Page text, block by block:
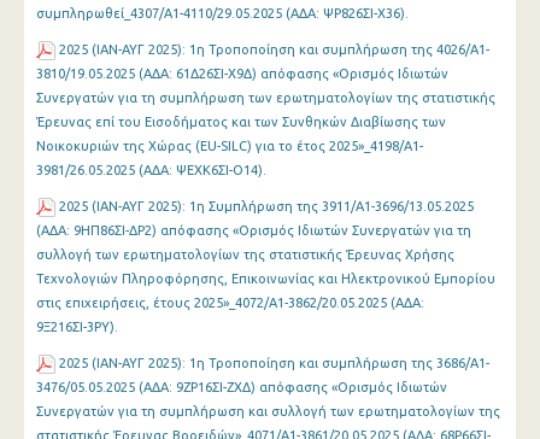
συμπληρωθεί_4307/Α1-4110/29.05.2025 (ΑΔΑ: ΨΡ826ΣΙ-Χ36).
2025 (ΙΑΝ-ΑΥΓ 2025): 1η Τροποποίηση και συμπλήρωση της 4026/Α1-
3810/19.05.2025 (ΑΔΑ: 61Δ26ΣΙ-Χ9Δ) απόφασης «Ορισμός Ιδιωτών
Συνεργατών για τη συμπλήρωση των ερωτηματολογίων της στατιστικής
Έρευνας επί του Εισοδήματος και των Συνθηκών Διαβίωσης των
Νοικοκυριών της Χώρας (EU-SILC) για το έτος 2025»_4198/Α1-
3981/26.05.2025 (ΑΔΑ: ΨΕΧΚ6ΣΙ-Ο14).
2025 (ΙΑΝ-ΑΥΓ 2025): 1η Συμπλήρωση της 3911/Α1-3696/13.05.2025
(ΑΔΑ: 9ΗΠ86ΣΙ-ΔΡ2) απόφασης «Ορισμός Ιδιωτών Συνεργατών για τη
συλλογή των ερωτηματολογίων της στατιστικής Έρευνας Χρήσης
Τεχνολογιών Πληροφόρησης, Επικοινωνίας και Ηλεκτρονικού Εμπορίου
στις επιχειρήσεις, έτους 2025»_4072/Α1-3862/20.05.2025 (ΑΔΑ:
9Ξ216ΣΙ-3ΡΥ).
2025 (ΙΑΝ-ΑΥΓ 2025): 1η Τροποποίηση και συμπλήρωση της 3686/A1-
3476/05.05.2025 (ΑΔΑ: 9ΖΡ16ΣΙ-ΖΧΔ) απόφασης «Ορισμός Ιδιωτών
Συνεργατών για τη συμπλήρωση και συλλογή των ερωτηματολογίων της
στατιστικής Έρευνας Βοοειδών»_4071/Α1-3861/20.05.2025 (ΑΔΑ: 68Ρ66ΣΙ-